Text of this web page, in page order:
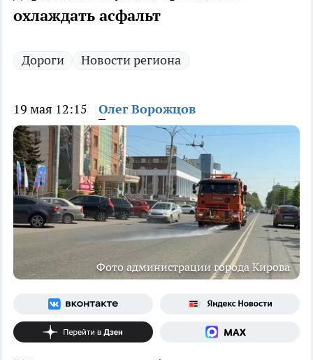
охлаждать асфальт
Дороги Новости региона
19 мая 12:15 Олег Ворожцов
Фото администрации города Кирова